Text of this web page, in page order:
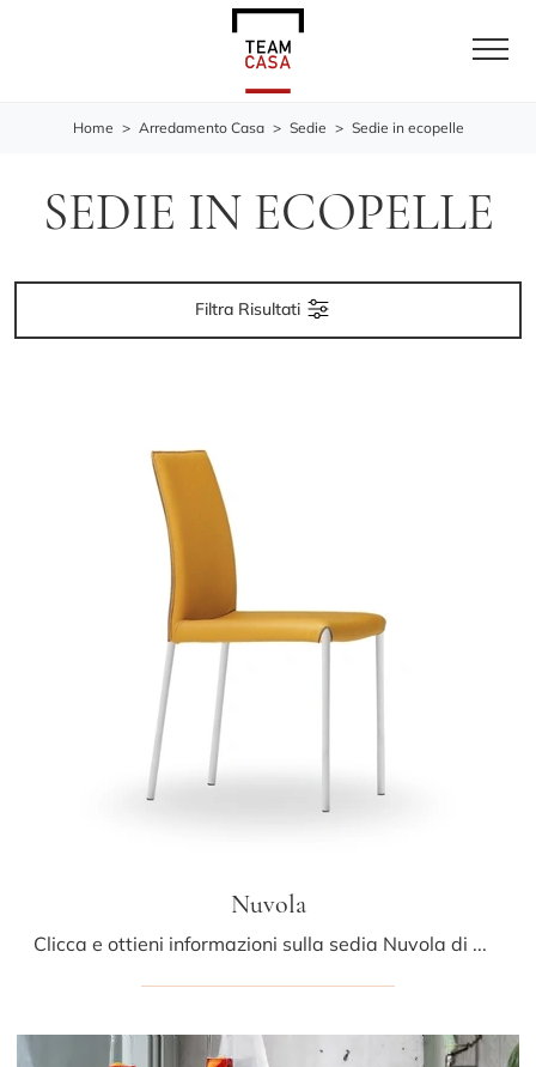
Home > Arredamento Casa > Sedie > Sedie in ecopelle
SEDIE IN ECOPELLE
Filtra Risultati
Nuvola
Clicca e ottieni informazioni sulla sedia Nuvola di Midj in ecopelle: le più originali Sedie fisse moderne ti aspettano.